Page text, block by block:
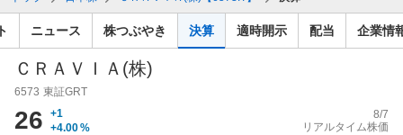
検
ニュース 株つぶやき 決算 適時開示 配当 企業情
ＣＲＡＶＩＡ(株)
6573 東証GRT
26
+1
+4.00%
8/7
リアルタイム株価